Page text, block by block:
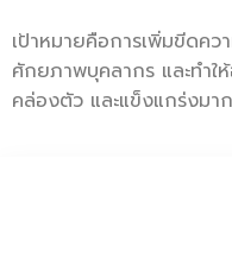
เป้าหมายคือการเพิ่มขีดคว
ศักยภาพบุคลากร และทำ
คล่องตัว และแข็งแกร่งมา